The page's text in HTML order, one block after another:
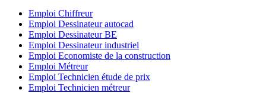
Emploi Chiffreur
Emploi Dessinateur autocad
Emploi Dessinateur BE
Emploi Dessinateur industriel
Emploi Economiste de la construction
Emploi Métreur
Emploi Technicien étude de prix
Emploi Technicien métreur